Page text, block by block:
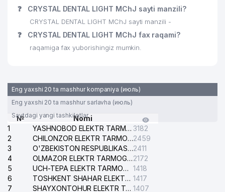
ТЕРРИТОРИАЛЬНОЕ
ЭКСПЛУАТАЦИОННОЕ
BIRLASHMASI
MAIN IDEA GROUP MChJ
MChJ
34 ASIA ADVENTURES MChJ
35 KLASSIK GOLD DOOR MChJ
HFG HOTEL MANAGEMENT MChJ
GOLD YUSTINA ADVOKATLAR
KOLLEGIYASI
BANGLADESH XALQ RESPUBLIKASI
❓ CRYSTAL DENTAL LIGHT MChJ sayti manzili?
CRYSTAL DENTAL LIGHT MChJ sayti manzili -
❓ CRYSTAL DENTAL LIGHT MChJ fax raqami?
raqamiga fax yuborishingiz mumkin.
Eng yaxshi 20 ta mashhur kompaniya (июль)
Eng yaxshi 20 ta mashhur sarlavha (июль)
Saytdagi yangi tashkilotlar
№
Nomi
1
YASHNOBOD ELEKTR TARMOG'I NOSOZLIKLARI XIZMATI 3182
2
CHILONZOR ELEKTR TARMOG'I NOSOZLIK XIZMATI2459
3
O'ZBEKISTON RESPUBLIKASI BOSH PROKURATURASI ISHONCH TELEFONI2411
4
OLMAZOR ELEKTR TARMOG'I NOSOZLIKLARI XIZMATI2172
5
UCH-TEPA ELEKTR TARMOG'I NOSOZLIKLARI XIZMATI 1418
6
TOSHKENT SHAHAR ELEKTR TARMOQLARI KORXONASI AJ 1417
7
SHAYXONTOHUR ELEKTR TARMOG'I NOSOZLIKLARINI TUZATISH XIZMATI 1407